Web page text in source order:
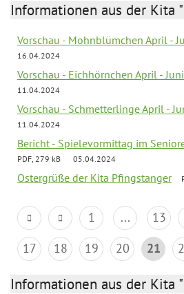
Informationen aus der Kita
Vorschau - Mohnblümchen April -
16.04.2024
Vorschau - Eichhörnchen April -
11.04.2024
Vorschau - Schmetterlinge April -
11.04.2024
Bericht - Spielevormittag im
PDF, 279 kB 05.04.2024
Ostergrüße der Kita Pfingstanger
1 ... 13
17
18 19 20 21
Informationen aus der Kita